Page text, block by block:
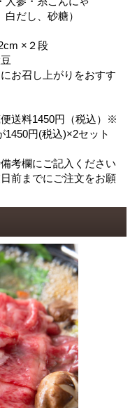
だし、砂糖）
×２段
お召し上がりをおすす
送料1450円（税込）※
1450円(税込)×2セット
考欄にご記入ください
前までにご注文をお願